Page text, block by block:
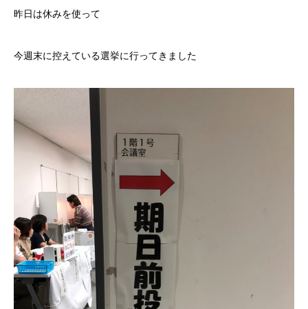
昨日は休みを使って
今週末に控えている選挙に行ってきました